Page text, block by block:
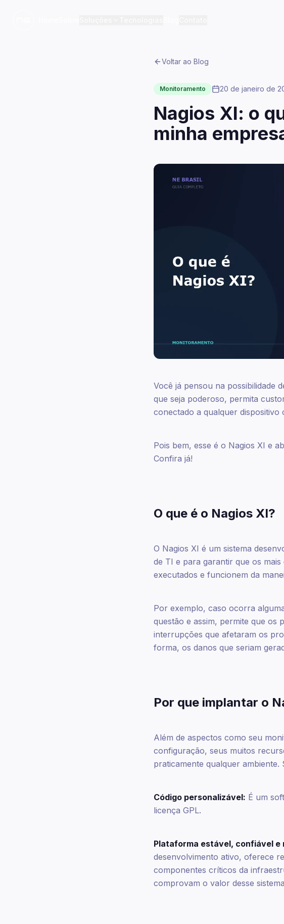
Voltar ao Blog
Monitoramento 20 de janeiro de
Nagios XI: o
minha
Você já pensou na possibilidade
que seja poderoso, permita
conectado a qualquer dispositivo
Pois bem, esse é o Nagios XI e
Confira já!
O que é o Nagios XI?
O Nagios XI é um sistema
de TI e para garantir que os
executados e funcionem da
Por exemplo, caso ocorra
questão e assim, permite que os
interrupções que afetaram os
forma, os danos que seriam
Por que implantar o
Além de aspectos como seu
configuração, seus muitos
praticamente qualquer ambiente.
Código personalizável: É um
licença GPL.
Plataforma estável, confiável e
desenvolvimento ativo, oferece
componentes críticos da
comprovam o valor desse